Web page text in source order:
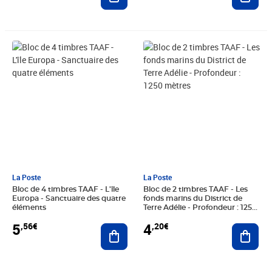
La Poste
Bloc de 4 timbres TAAF - L'île
Europa - Sanctuaire des quatre
éléments
5,56€
Prix 5,56€
Ajouter au panier
La Poste
Bloc de 2 timbres TAAF - Les
fonds marins du District de
Terre Adélie - Profondeur : 1250
4,20€
Prix 4,20€